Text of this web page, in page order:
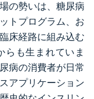
の勢いは、糖尿病
トプログラム、お
床経路に組み込む
らも生まれていま
病の消費者が日常
アプリケーション